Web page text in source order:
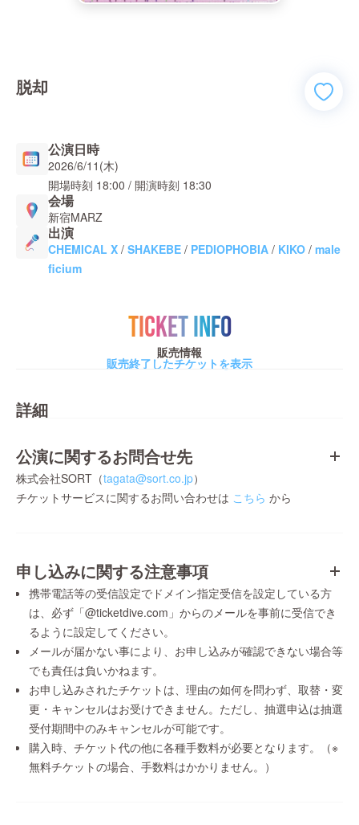
脱却
公演日時
2026/6/11(木)
開場時刻 18:00 / 開演時刻 18:30
会場
新宿MARZ
出演
CHEMICAL X / SHAKEBE / PEDIOPHOBIA / KIKO / male
ficium
TICKET INFO
販売情報
販売終了したチケットを表示
詳細
公演に関するお問合せ先
株式会社SORT（tagata@sort.co.jp）
チケットサービスに関するお問い合わせは こちら から
申し込みに関する注意事項
携帯電話等の受信設定でドメイン指定受信を設定している方
は、必ず「@ticketdive.com」からのメールを事前に受信でき
るように設定してください。
メールが届かない事により、お申し込みが確認できない場合等
でも責任は負いかねます。
お申し込みされたチケットは、理由の如何を問わず、取替・変
更・キャンセルはお受けできません。ただし、抽選申込は抽選
受付期間中のみキャンセルが可能です。
購入時、チケット代の他に各種手数料が必要となります。（※
無料チケットの場合、手数料はかかりません。）